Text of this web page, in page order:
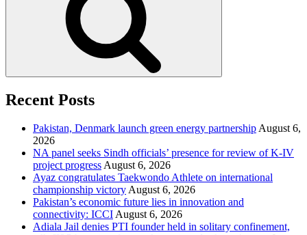
Recent Posts
Pakistan, Denmark launch green energy partnershipAugust 6,
2026
NA panel seeks Sindh officials’ presence for review of K-IV
project progressAugust 6, 2026
Ayaz congratulates Taekwondo Athlete on international
championship victoryAugust 6, 2026
Pakistan’s economic future lies in innovation and
connectivity: ICCIAugust 6, 2026
Adiala Jail denies PTI founder held in solitary confinement,